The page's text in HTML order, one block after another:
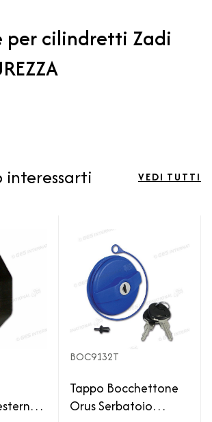
per cilindretti Zadi
interessarti VEDI TUTTI
BOC9132T
Tappo Bocchettone
Orus Serbatoio